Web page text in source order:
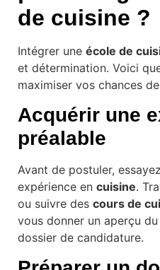
de cuisine ?
Intégrer une école de
et détermination. Voici
maximiser vos chances
Acquérir une
préalable
Avant de postuler,
expérience en cuisine.
ou suivre des cours de
vous donner un aperçu
dossier de candidature.